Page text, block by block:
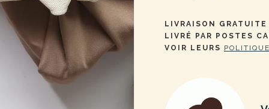
LIVRAISON
LIVRÉ PAR POSTES
VOIR LEURS